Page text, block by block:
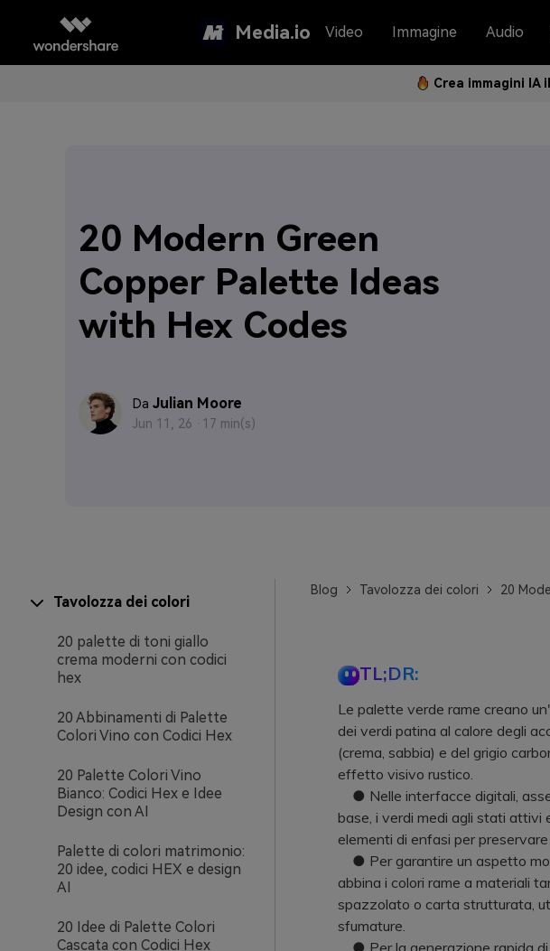
Media.io Video Immagine Audio
Crea immagini IA
20 Modern Green
Copper Palette Ideas
with Hex Codes
Da Julian Moore
Jun 11, 26 · 17 min(s)
Tavolozza dei colori
20 palette di toni giallo
crema moderni con codici
hex
20 Abbinamenti di Palette
Colori Vino con Codici Hex
20 Palette Colori Vino
Bianco: Codici Hex e Idee
Design con AI
Palette di colori matrimonio:
20 idee, codici HEX e design
AI
20 Idee di Palette Colori
Cascata con Codici Hex
Blog Tavolozza dei colori 20
TL;DR:
Le palette verde rame creano
dei verdi patina al calore degli
(crema, sabbia) e del grigio
effetto visivo rustico.
● Nelle interfacce digitali,
base, i verdi medi agli stati attivi
elementi di enfasi per
● Per garantire un aspetto
abbina i colori rame a materiali
spazzolato o carta strutturata,
sfumature.
● Per la generazione rapida